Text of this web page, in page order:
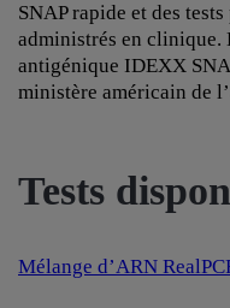
SNAP rapide et des
administrés en
antigénique IDEXX
ministère américain de
Tests
Mélange d’ARN